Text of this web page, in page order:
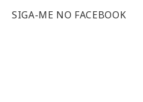
SIGA-ME NO FACEBOOK